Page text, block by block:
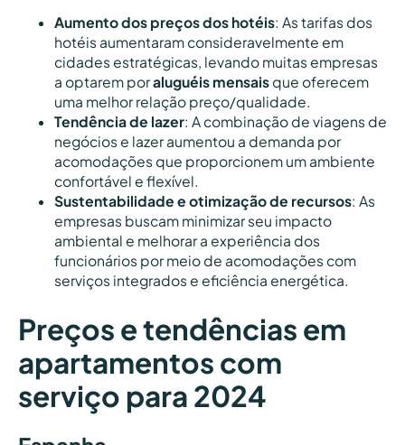
Aumento dos preços dos hotéis: As tarifas dos
hotéis aumentaram consideravelmente em
cidades estratégicas, levando muitas empresas
a optarem poraluguéis mensaisque oferecem
uma melhor relação preço/qualidade.
Tendência de lazer: A combinação de viagens de
negócios e lazer aumentou a demanda por
acomodações que proporcionem um ambiente
confortável e flexível.
Sustentabilidade e otimização de recursos: As
empresas buscam minimizar seu impacto
ambiental e melhorar a experiência dos
funcionários por meio de acomodações com
serviços integrados e eficiência energética.
Preços e tendências em
apartamentos com
serviço para 2024